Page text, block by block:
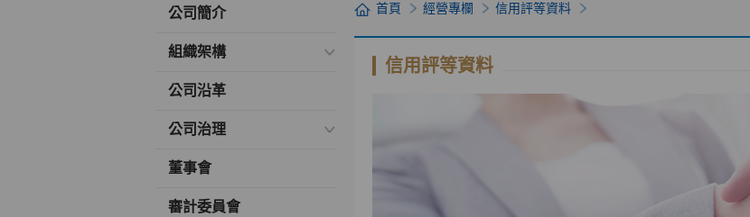
公司簡介
組織架構
公司沿革
公司治理
董事會
審計委員會
首頁 經營專欄 信用評等資料
信用評等資料